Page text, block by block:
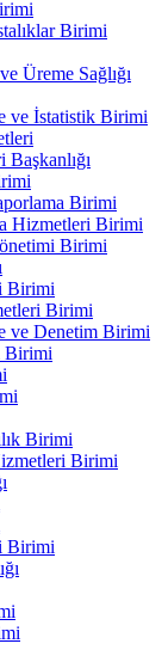
Birimi
Üreme Sağlığı
ve İstatistik Birimi
Birimi
Hizmetleri Birimi
Birimi
Birimi
Birimi
ve Denetim Birimi
Birimi
Birimi
Birimi
Birimi